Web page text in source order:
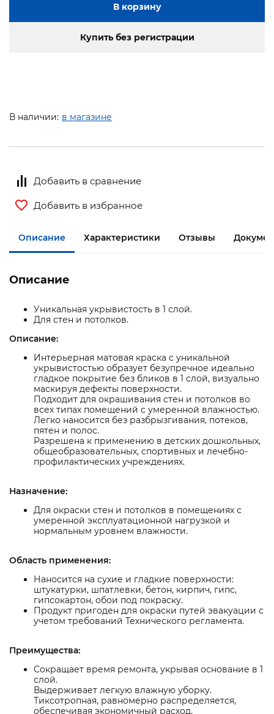
В корзину
Купить без регистрации
В наличии: в магазине
Добавить в сравнение
Добавить в избранное
Описание Характеристики Отзывы
Описание
Уникальная укрывистость в 1 слой.
Для стен и потолков.
Описание:
Интерьерная матовая краска с уникальной
укрывистостью образует безупречное идеально
гладкое покрытие без бликов в 1 слой, визуально
маскируя дефекты поверхности.
Подходит для окрашивания стен и потолков во
всех типах помещений с умеренной влажностью.
Легко наносится без разбрызгивания, потеков,
пятен и полос.
Разрешена к применению в детских дошкольных,
общеобразовательных, спортивных и лечебно-
профилактических учреждениях.
Назначение:
Для окраски стен и потолков в помещениях с
умеренной эксплуатационной нагрузкой и
нормальным уровнем влажности.
Область применения:
Наносится на сухие и гладкие поверхности:
штукатурки, шпатлевки, бетон, кирпич, гипс,
гипсокартон, обои под покраску.
Продукт пригоден для окраски путей эвакуации с
учетом требований Технического регламента.
Преимущества:
Сокращает время ремонта, укрывая основание в 1
слой.
Выдерживает легкую влажную уборку.
Тиксотропная, равномерно распределяется,
обеспечивая экономичный расход.